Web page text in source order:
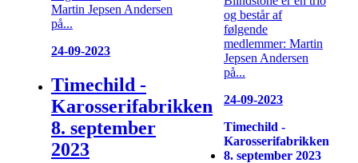
Martin Jepsen Andersen
på...
24-09-2023
Timechild -
Karosserifabrikken
8. september
2023
og består af
følgende
medlemmer: Martin
Jepsen Andersen
på...
24-09-2023
Timechild -
Karosserifabrikken
8. september 2023